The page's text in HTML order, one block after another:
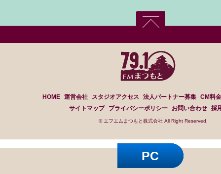
HOME 運営会社 スタジオアクセス 法人パートナー募集 CM料
サイトマップ
プライバシーポリシー お問い合わせ 採
© エフエムまつもと株式会社 All Right Reserved.
PC